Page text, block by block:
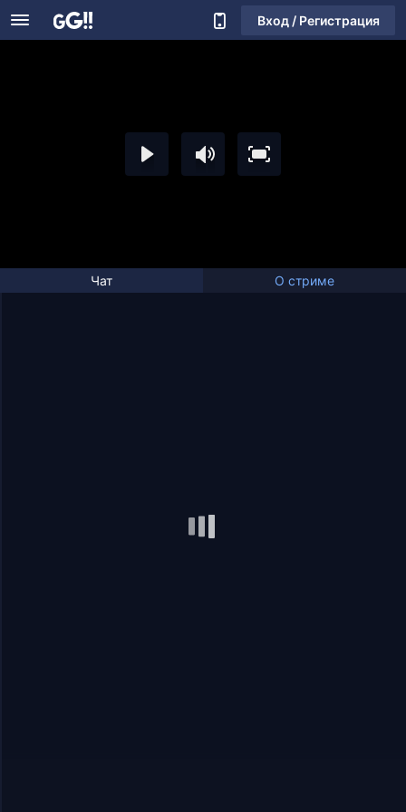
Вход / Регистрация
Чат О стриме